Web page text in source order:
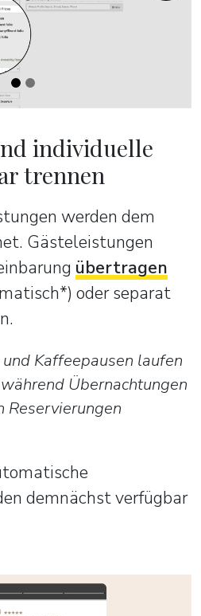
individuelle
trennen
werden dem
Gästeleistungen
übertragen
oder separat
Kaffeepausen laufen
Übernachtungen
Reservierungen
demnächst verfügbar